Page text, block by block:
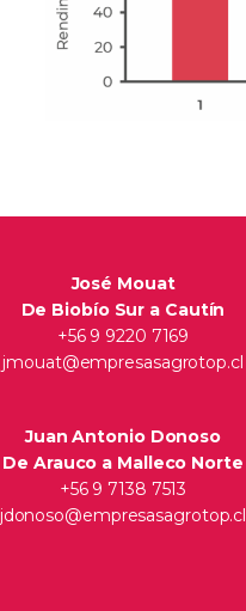
José Mouat
De Biobío Sur a Cautín
+56 9 9220 7169
jmouat@empresasagrotop.cl
Juan Antonio Donoso
De Arauco a Malleco Norte
+56 9 7138 7513
jdonoso@empresasagrotop.cl